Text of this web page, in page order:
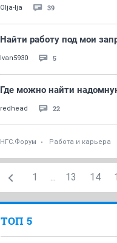
Olja-lja 39
Найти работу под мои
Ivan5930 5
Где можно найти
redhead 22
НГС.Форум Работа и карьера
1 ... 13 14
ТОП 5